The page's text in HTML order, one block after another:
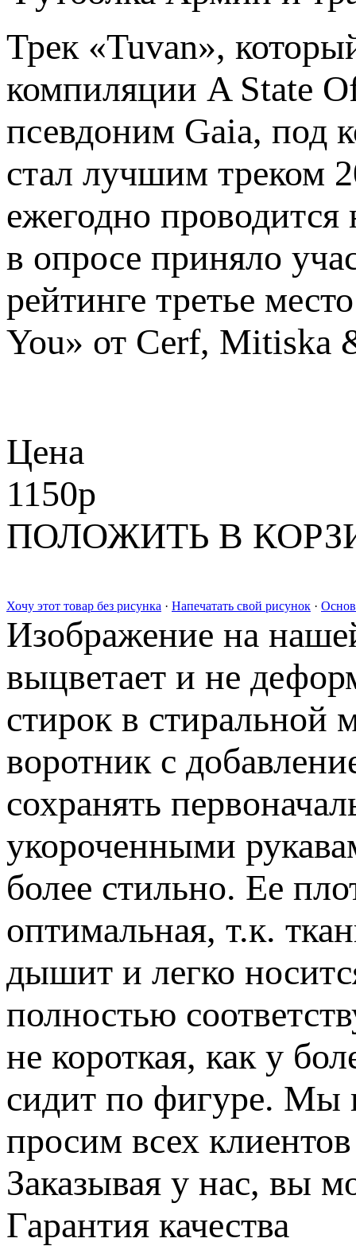
Трек «Tuvan»,
компиляции A State
псевдоним Gaia, под
стал лучшим треком
ежегодно
в опросе приняло
рейтинге третье
You» от Cerf, Mitiska
Цена
1150p
ПОЛОЖИТЬ В
Хочу этот товар без рисунка · Напечатать свой рисунок ·
Изображение на
выцветает и не
стирок в
воротник с
сохранять
укороченными
более стильно. Ее
оптимальная, т.к.
дышит и легко
полностью
не короткая, как у
сидит по фигуре. Мы
просим всех
Заказывая у нас, вы
Гарантия качества